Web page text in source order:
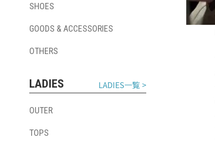
SHOES
GOODS & ACCESSORIES
OTHERS
LADIES LADIES一覧 >
OUTER
TOPS